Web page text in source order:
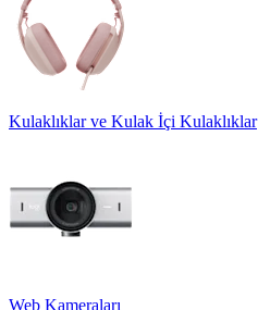
Kulaklıklar ve Kulak İçi Kulaklıklar
Web Kameraları